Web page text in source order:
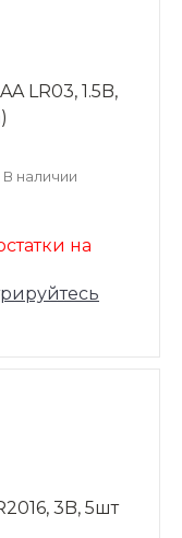
LR03, 1.5B,
В наличии
на
3B, 5шт